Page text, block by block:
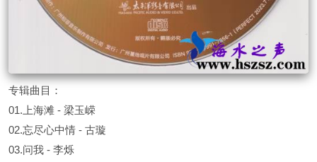
专辑曲目：
01.上海滩 - 梁玉嵘
02.忘尽心中情 - 古璇
03.问我 - 李烁